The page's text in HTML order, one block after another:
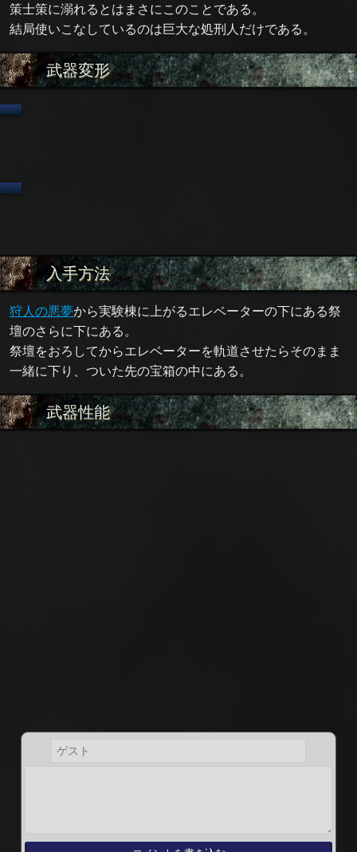
策士策に溺れるとはまさにこのことである。
結局使いこなしているのは巨大な処刑人だけである。
武器変形
入手方法
狩人の悪夢から実験棟に上がるエレベーターの下にある祭
壇のさらに下にある。
祭壇をおろしてからエレベーターを軌道させたらそのまま
一緒に下り、ついた先の宝箱の中にある。
武器性能